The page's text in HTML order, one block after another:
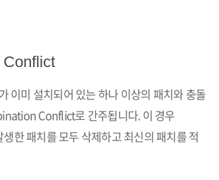
이미 설치되어 있는 하나 이상의 패치와 충돌
Conflict로 간주됩니다. 이 경우
한 패치를 모두 삭제하고 최신의 패치를 적